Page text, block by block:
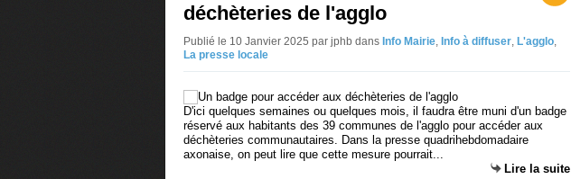
déchèteries de l'agglo
Publié le 10 Janvier 2025 par jphb dans Info Mairie, Info à diffuser, L'agglo,
La presse locale
D'ici quelques semaines ou quelques mois, il faudra être muni d'un badge
réservé aux habitants des 39 communes de l'agglo pour accéder aux
déchèteries communautaires. Dans la presse quadrihebdomadaire
axonaise, on peut lire que cette mesure pourrait...
Lire la suite